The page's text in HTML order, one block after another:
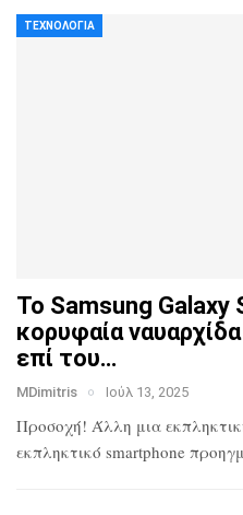
ΤΕΧΝΟΛΟΓΊΑ
Το Samsung
κορυφαία ναυαρχίδα
επί του…
MDimitris Ιούλ 13, 2025
Προσοχή! Άλλη μια
εκπληκτικό smartphone